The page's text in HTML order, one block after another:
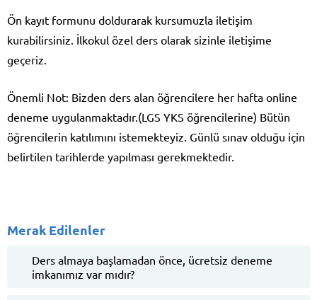
Ön kayıt formunu doldurarak kursumuzla iletişim
kurabilirsiniz. İlkokul özel ders olarak sizinle iletişime
geçeriz.
Önemli Not: Bizden ders alan öğrencilere her hafta online
deneme uygulanmaktadır.(LGS YKS öğrencilerine) Bütün
öğrencilerin katılımını istemekteyiz. Günlü sınav olduğu için
belirtilen tarihlerde yapılması gerekmektedir.
Merak Edilenler
Ders almaya başlamadan önce, ücretsiz deneme
imkanımız var mıdır?